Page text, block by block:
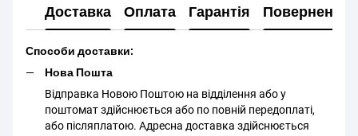
Доставка Оплата Гарантія Повернення
Способи доставки:
Нова Пошта
Відправка Новою Поштою на відділення або у
поштомат здійснюється або по повній передоплаті,
або післяплатою. Адресна доставка здійснюється